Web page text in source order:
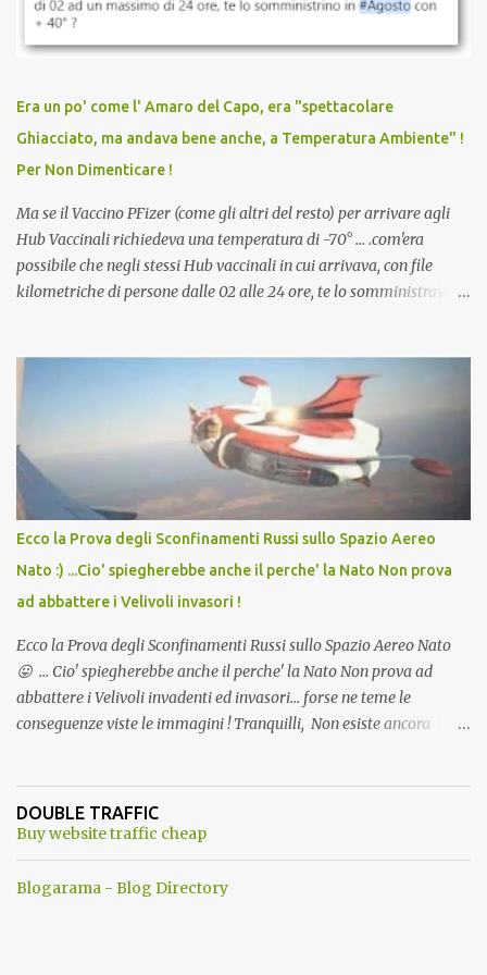
vaccinato, nessuno aveva prima cercato di farti sentire una
persona cattiva. Non avevamo mai visto un vaccino che minacci le
scuola. Non avevamo mai visto un vaccino che permettesse a un
dodicenne di ignorare il consenso dei genitori. Dopo tutti i vaccini
che abbiamo elencato sopra...
Era un po' come l' Amaro del Capo, era "spettacolare
Ghiacciato, ma andava bene anche, a Temperatura Ambiente" !
Per Non Dimenticare !
Ma se il Vaccino PFizer (come gli altri del resto) per arrivare agli
Hub Vaccinali richiedeva una temperatura di -70° ... .com'era
possibile che negli stessi Hub vaccinali in cui arrivava, con file
kilometriche di persone dalle 02 alle 24 ore, te lo somministravano
Vaccino come: l' Amaro del Capo, era "spettacolare Ghiacciato, ma
andava bene anche, a Temperatura Ambiente"! Riproponiamo
l'articolo per NON Dimenticare!
Ecco la Prova degli Sconfinamenti Russi sullo Spazio Aereo
Nato :) ...Cio' spiegherebbe anche il perche' la Nato Non prova
ad abbattere i Velivoli invasori !
Ecco la Prova degli Sconfinamenti Russi sullo Spazio Aereo Nato
😛 ... Cio' spiegherebbe anche il perche' la Nato Non prova ad
abbattere i Velivoli invadenti ed invasori... forse ne teme le
conseguenze viste le immagini ! Tranquilli, Non esiste ancora
una guerra mondiale che difficilmente da menti sane, potrebbe
DOUBLE TRAFFIC
Buy website traffic cheap
Blogarama - Blog Directory